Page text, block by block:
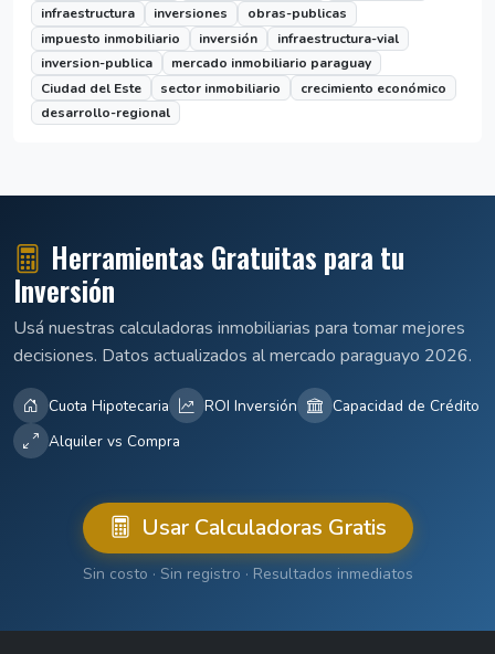
infraestructura
inversiones
obras-publicas
impuesto inmobiliario
inversión
infraestructura-vial
inversion-publica
mercado inmobiliario paraguay
Ciudad del Este
sector inmobiliario
crecimiento económico
desarrollo-regional
Herramientas Gratuitas para tu
Inversión
Usá nuestras calculadoras inmobiliarias para tomar mejores
decisiones. Datos actualizados al mercado paraguayo 2026.
Cuota Hipotecaria ROI Inversión
Capacidad de Crédito
Alquiler vs Compra
Usar Calculadoras Gratis
Sin costo · Sin registro · Resultados inmediatos